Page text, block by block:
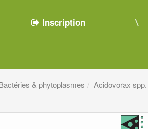
Inscription
Bactéries & phytoplasmes Acidovorax spp.